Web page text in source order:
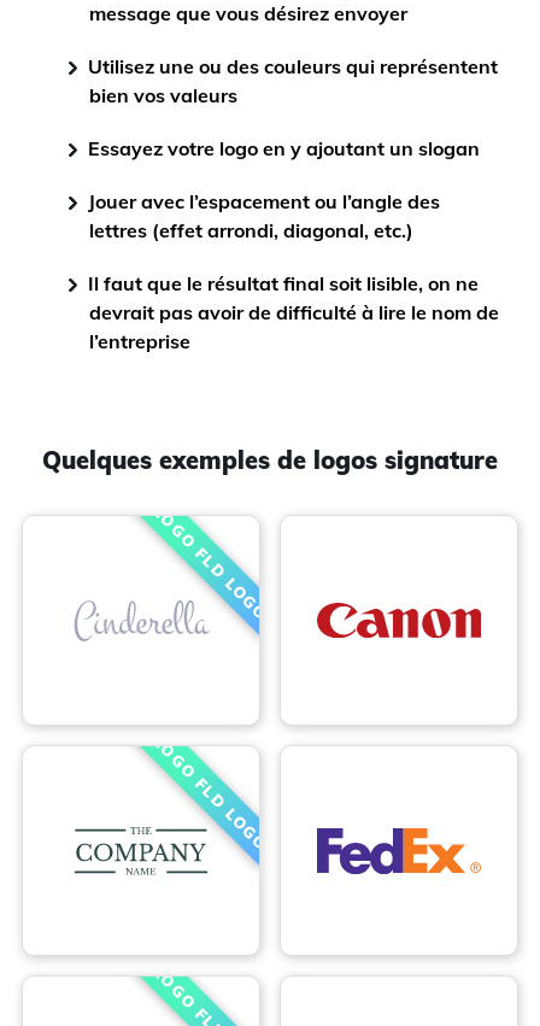
message que vous désirez envoyer
Utilisez une ou des couleurs qui représentent
bien vos valeurs
Essayez votre logo en y ajoutant un slogan
Jouer avec l’espacement ou l’angle des
lettres (effet arrondi, diagonal, etc.)
Il faut que le résultat final soit lisible, on ne
devrait pas avoir de difficulté à lire le nom de
l’entreprise
Quelques exemples de logos signature